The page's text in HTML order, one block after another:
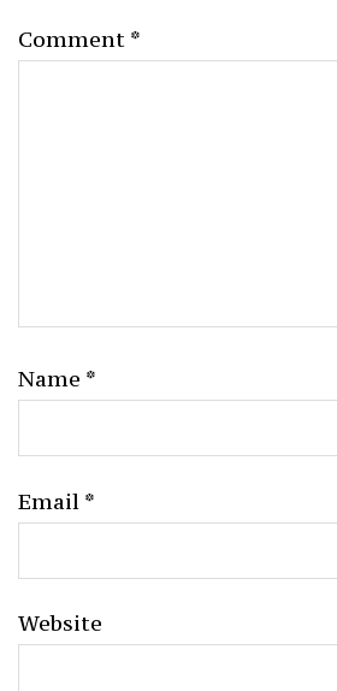
Comment *
Name *
Email *
Website